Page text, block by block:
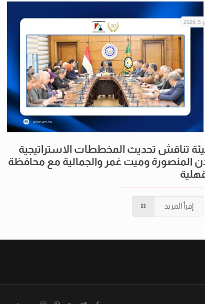
تناقش تحديث المخططات الاستراتيجية
المنصورة وميت غمر والجمالية مع محافظة
إقرأ المزيد